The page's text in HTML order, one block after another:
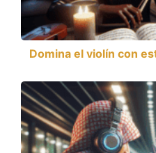
Domina el violín con